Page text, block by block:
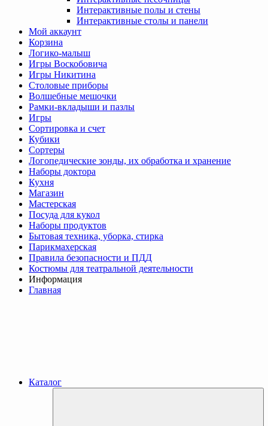
Интерактивные полы и стены
Интерактивные столы и панели
Мой аккаунт
Корзина
Логико-малыш
Игры Воскобовича
Игры Никитина
Столовые приборы
Волшебные мешочки
Рамки-вкладыши и пазлы
Игры
Сортировка и счет
Кубики
Сортеры
Логопедические зонды, их обработка и хранение
Наборы доктора
Кухня
Магазин
Мастерская
Посуда для кукол
Наборы продуктов
Бытовая техника, уборка, стирка
Парикмахерская
Правила безопасности и ПДД
Костюмы для театральной деятельности
Информация
Главная
Каталог